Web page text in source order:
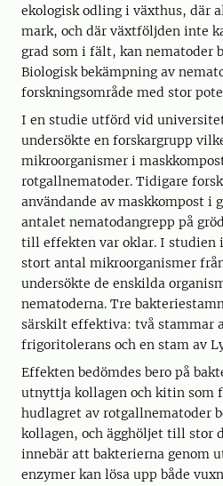
ekologisk odling i växthus, där
mark, och där växtföljden inte
grad som i fält, kan nematoder
Biologisk bekämpning av
forskningsområde med stor
I en studie utförd vid
undersökte en forskargrupp
mikroorganismer i
rotgallnematoder. Tidigare
användande av maskkompost i
antalet nematodangrepp på
till effekten var oklar. I studien
stort antal mikroorganismer
undersökte de enskilda
nematoderna. Tre
särskilt effektiva: två stammar
frigoritolerans och en stam av
Effekten bedömdes bero på
utnyttja kollagen och kitin som
hudlagret av rotgallnematoder
kollagen, och ägghöljet till stor
innebär att bakterierna genom
enzymer kan lösa upp både